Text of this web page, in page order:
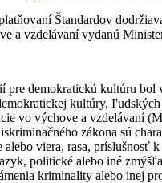
Štandardov
a vzdelávaní vydanú
pre demokratickú kultúru
kultúry,
vo výchove a vzdelávaní
zákona sú
alebo viera, rasa, príslušnosť
politické alebo iné
kriminality alebo inej